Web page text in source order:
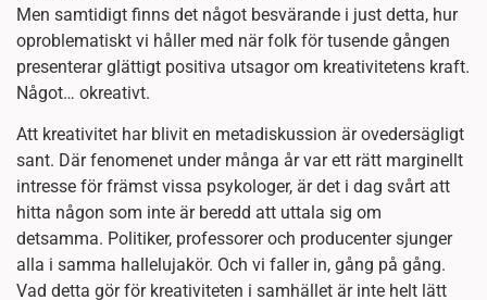
Men samtidigt finns det något besvärande i just detta, hur
oproblematiskt vi håller med när folk för tusende gången
presenterar glättigt positiva utsagor om kreativitetens kraft.
Något… okreativt.
Att kreativitet har blivit en metadiskussion är ovedersägligt
sant. Där fenomenet under många år var ett rätt marginellt
intresse för främst vissa psykologer, är det i dag svårt att
hitta någon som inte är beredd att uttala sig om
detsamma. Politiker, professorer och producenter sjunger
alla i samma hallelujakör. Och vi faller in, gång på gång.
Vad detta gör för kreativiteten i samhället är inte helt lätt